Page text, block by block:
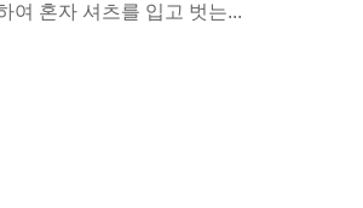
여 혼자 셔츠를 입고 벗는...